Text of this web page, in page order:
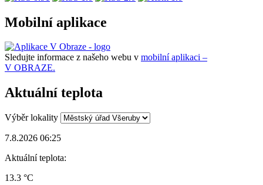
Mobilní aplikace
Sledujte informace z našeho webu v mobilní aplikaci –
V OBRAZE.
Aktuální teplota
Výběr lokality
7.8.2026 06:25
Aktuální teplota:
13.3 °C